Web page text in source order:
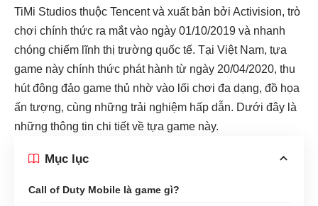
TiMi Studios thuộc Tencent và xuất bản bởi Activision, trò
chơi chính thức ra mắt vào ngày 01/10/2019 và nhanh
chóng chiếm lĩnh thị trường quốc tế. Tại Việt Nam, tựa
game này chính thức phát hành từ ngày 20/04/2020, thu
hút đông đảo game thủ nhờ vào lối chơi đa dạng, đồ họa
ấn tượng, cùng những trải nghiệm hấp dẫn. Dưới đây là
những thông tin chi tiết về tựa game này.
Mục lục
Call of Duty Mobile là game gì?